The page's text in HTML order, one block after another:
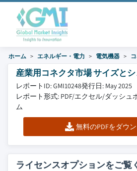
ホーム エネルギー・電力 電気機器
産業用コネクタ市場 サイズとシ
レポートID: GMI10248発行日: May 2025
レポート形式: PDF/エクセル/ダッシュ
ム
無料のPDFをダウ
ライセンスオプションをご覧